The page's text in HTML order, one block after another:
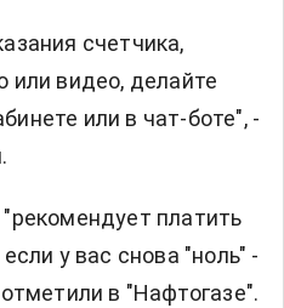
счетчика,
или видео, делайте
или в чат-боте", -
платить
у вас снова "ноль" -
в "Нафтогазе".